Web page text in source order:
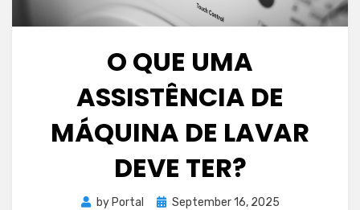
O QUE UMA
ASSISTÊNCIA DE
MÁQUINA DE LAVAR
DEVE TER?
by Portal
Posted
September 16, 2025